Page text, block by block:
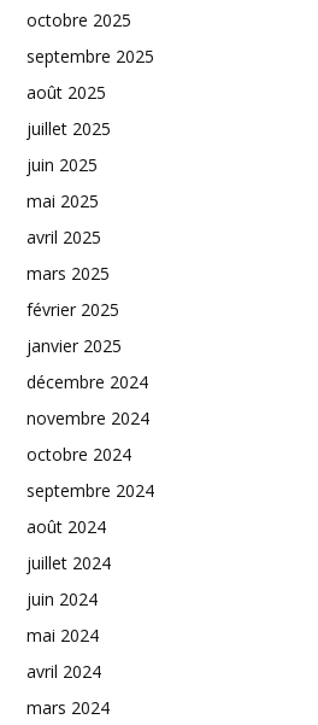
octobre 2025
septembre 2025
août 2025
juillet 2025
juin 2025
mai 2025
avril 2025
mars 2025
février 2025
janvier 2025
décembre 2024
novembre 2024
octobre 2024
septembre 2024
août 2024
juillet 2024
juin 2024
mai 2024
avril 2024
mars 2024